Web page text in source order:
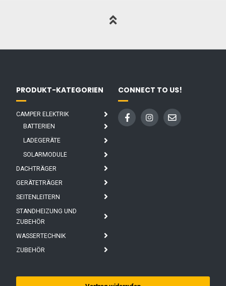
PRODUKT-KATEGORIEN
CAMPER ELEKTRIK
BATTERIEN
LADEGERÄTE
SOLARMODULE
DACHTRÄGER
GERÄTETRÄGER
SEITENLEITERN
STANDHEIZUNG UND
ZUBEHÖR
WASSERTECHNIK
ZUBEHÖR
CONNECT TO US!